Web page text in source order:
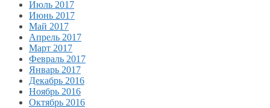
Июль 2017
Июнь 2017
Май 2017
Апрель 2017
Март 2017
Февраль 2017
Январь 2017
Декабрь 2016
Ноябрь 2016
Октябрь 2016